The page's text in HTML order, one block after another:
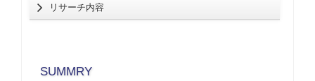
リサーチ内容
SUMMRY